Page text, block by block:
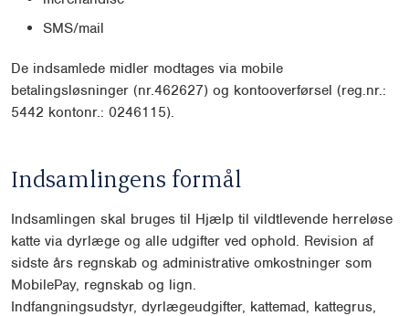
SMS/mail
De indsamlede midler modtages via mobile
betalingsløsninger (nr.462627) og kontooverførsel (reg.nr.:
5442 kontonr.: 0246115).
Indsamlingens formål
Indsamlingen skal bruges til Hjælp til vildtlevende herreløse
katte via dyrlæge og alle udgifter ved ophold. Revision af
sidste års regnskab og administrative omkostninger som
MobilePay, regnskab og lign.
Indfangningsudstyr, dyrlægeudgifter, kattemad, kattegrus,